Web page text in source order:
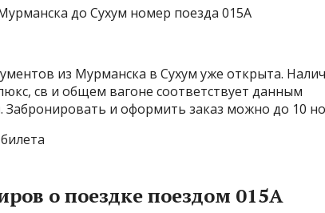
до Сухум номер поезда 015А
из Мурманска в Сухум уже открыта.
св и общем вагоне соответствует данным
и оформить заказ можно до 10
о поездке поездом 015А